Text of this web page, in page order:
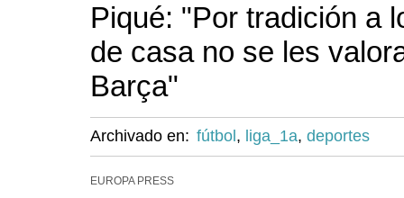
Piqué: "Por tradición a
de casa no se les
Barça"
Archivado en: fútbol , liga_1a, deportes
EUROPA PRESS